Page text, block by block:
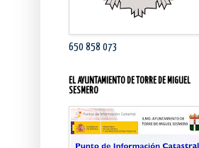
650 858 073
EL AYUNTAMIENTO DE TORRE DE MIGUEL
SESMERO